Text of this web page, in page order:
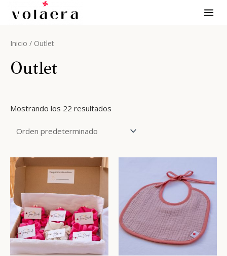
Inicio / Outlet
Outlet
Mostrando los 22 resultados